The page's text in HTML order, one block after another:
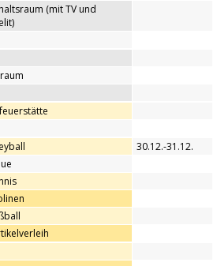
(mit TV und
30.12.-31.12.